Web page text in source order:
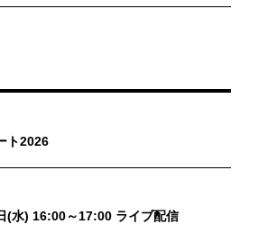
ト2026
(水) 16:00～17:00 ライブ配信